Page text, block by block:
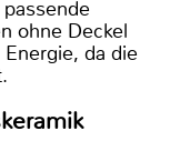
ohne Deckel
da die